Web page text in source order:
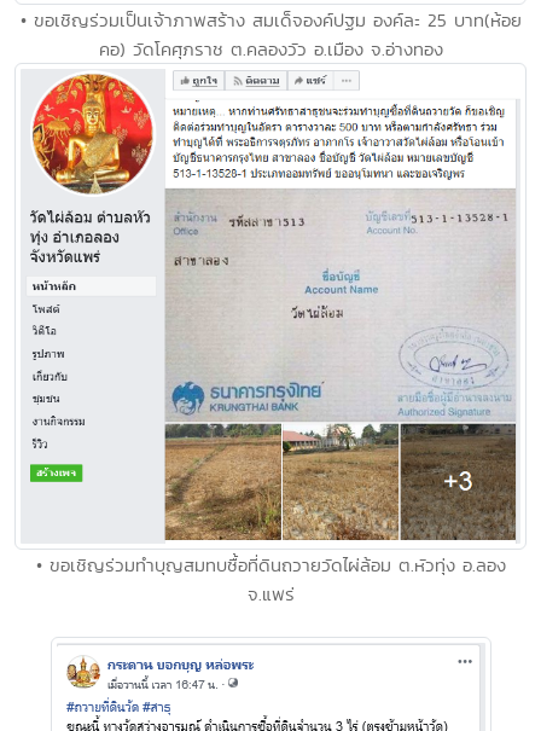
• ขอเชิญร่วมเป็นเจ้าภาพสร้าง สมเด็จองค์ปฐม องค์ละ 25 บาท(ห้อย
คอ) วัดโคศุภราช ต.คลองวัว อ.เมือง จ.อ่างทอง
• ขอเชิญร่วมทำบุญสมทบซื้อที่ดินถวายวัดไผ่ล้อม ต.หัวทุ่ง อ.ลอง
จ.แพร่